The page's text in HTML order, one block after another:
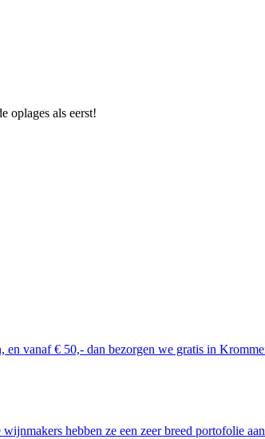
oplages als eerst!
vanaf € 50,- dan bezorgen we gratis in
hebben ze een zeer breed portofolie